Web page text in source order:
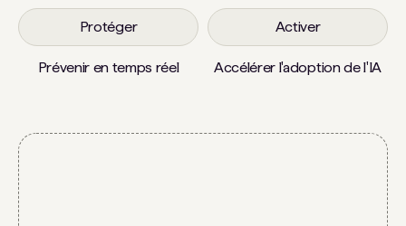
Protéger
Prévenir en temps réel
Activer
Accélérer l'adoption de l'IA